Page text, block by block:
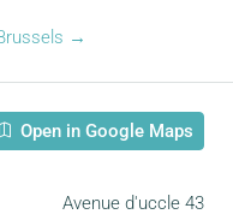
→
Open in Google Maps
Avenue d'uccle 43